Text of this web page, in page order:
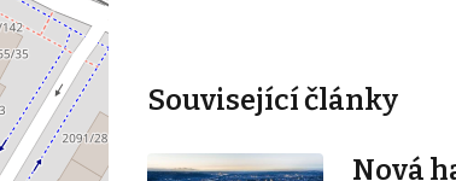
Související články
Nová